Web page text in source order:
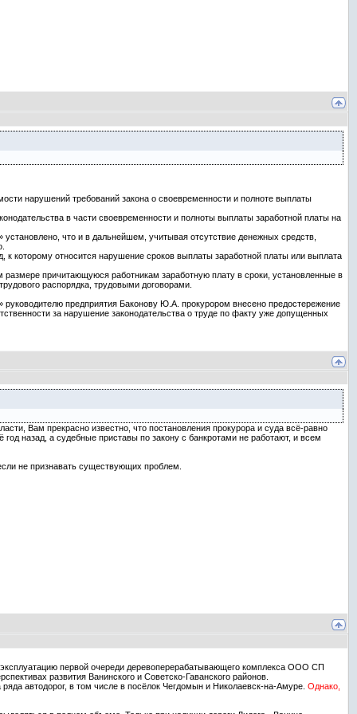
нарушений требований закона о своевременности и полноте выплаты
в части своевременности и полноты выплаты заработной платы на
что и в дальнейшем, учитывая отсутствие денежных средств,
которому относится нарушение сроков выплаты заработной платы или выплата
размере причитающуюся работникам заработную плату в сроки, установленные в
распорядка, трудовыми договорами.
предприятия Баконову Ю.А. прокурором внесено предостережение
за нарушение законодательства о труде по факту уже допущенных
Вам прекрасно известно, что постановления прокурора и суда всё-равно
назад, а судебные приставы по закону с банкротами не работают, и всем
не признавать существующих проблем.
первой очереди деревоперерабатывающего комплекса ООО СП
развития Ванинского и Советско-Гаванского районов.
автодорог, в том числе в посёлок Чегдомын и Николаевск-на-Амуре. Однако,